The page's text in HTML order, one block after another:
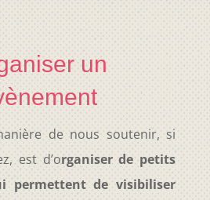
un
de nous soutenir, si
est d’organiser de petits
permettent de visibiliser